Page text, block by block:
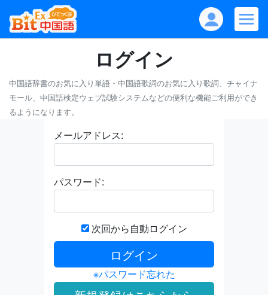
ログイン
中国語辞書のお気に入り単語・中国語歌詞のお気に入り歌詞、チャイナ
モール、中国語検定ウェブ試験システムなどの便利な機能ご利用ができ
るようになります。
メールアドレス:
パスワード:
次回から自動ログイン
※パスワード忘れた